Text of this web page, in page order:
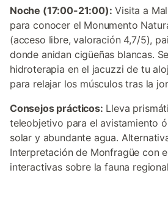
Noche (17:00-21:00): Visita a
para conocer el Monumento
(acceso libre, valoración 4,7/5),
donde anidan cigüeñas blancas.
hidroterapia en el jacuzzi de tu
para relajar los músculos tras la
Consejos prácticos: Lleva
teleobjetivo para el avistamiento
solar y abundante agua.
Interpretación de Monfragüe con
interactivas sobre la fauna